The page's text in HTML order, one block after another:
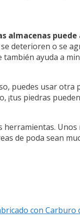
almacenas
deterioren o se
ayuda a
puedes usar
¡tus piedras
Unos
de poda sean
con